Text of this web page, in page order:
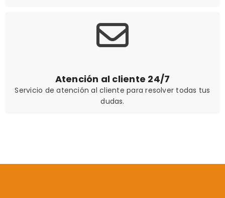
Atención al cliente 24/7
Servicio de atención al cliente para resolver todas tus
dudas.